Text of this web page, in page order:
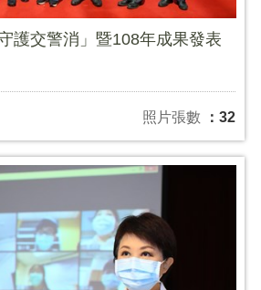
護交警消」暨108年成果發表
照片張數 ：32